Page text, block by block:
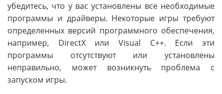
убедитесь, что у вас установлены все необходимые
программы и драйверы. Некоторые игры требуют
определенных версий программного обеспечения,
например, DirectX или Visual C++. Если эти
программы отсутствуют или установлены
неправильно, может возникнуть проблема с
запуском игры.